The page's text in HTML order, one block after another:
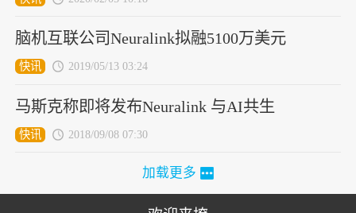
脑机互联公司Neuralink拟融5100万美元
快讯 2019/05/13 03:24
马斯克称即将发布Neuralink 与AI共生
快讯 2018/09/08 07:30
加载更多